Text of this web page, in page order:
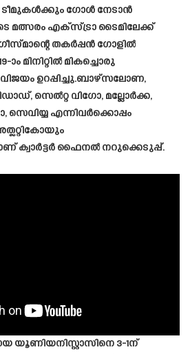
ഗോള്‍ നേടാന്‍
മത്സരം എക്‌സ്‌ട്രാ ടൈമിലേക്ക്
ഗ്രീസ്മാന്റെ തകർപ്പൻ ഗോളിൽ
ാം മിനിറ്റിൽ മികച്ചൊരു
വിജയം ഉറപ്പിച്ചു.ബാഴ്‌സലോണ,
സെൽറ്റ വിഗോ, മല്ലോർക്ക,
എന്നിവർക്കൊപ്പം
ക്വാർട്ടർ ഫൈനൽ നറുക്കെടുപ്പ്.
യൂണിയനിസ്റ്റാസിനെ 3-1ന്